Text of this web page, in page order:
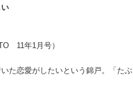
11年1月号）
た恋愛がしたいという錦戸。「た